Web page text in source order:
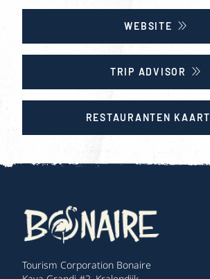
WEBSITE
TRIP ADVISOR
RESTAURANTEN KAART
Tourism Corporation Bonaire